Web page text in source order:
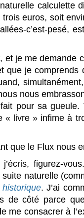
calculette
trois euros, soit
c’est-pesé,
, et je me demande
que je comprends
nous
pour sa gueule.
« livre » infime à
que le Flux nous
figurez-
suite naturelle
. J’ai
de côté parce
me consacrer à